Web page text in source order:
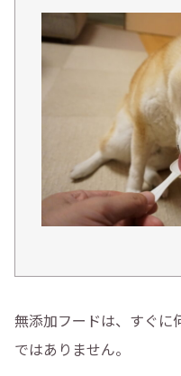
無添加フードは、すぐに
ではありません。